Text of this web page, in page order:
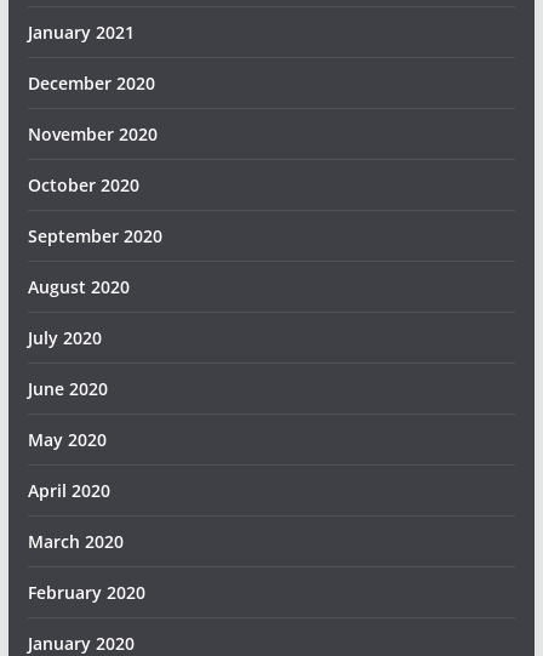
January 2021
December 2020
November 2020
October 2020
September 2020
August 2020
July 2020
June 2020
May 2020
April 2020
March 2020
February 2020
January 2020